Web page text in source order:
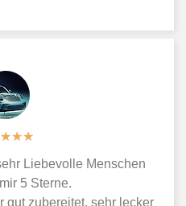
★★★
Liebevolle Menschen
5 Sterne.
gut zubereitet, sehr lecker